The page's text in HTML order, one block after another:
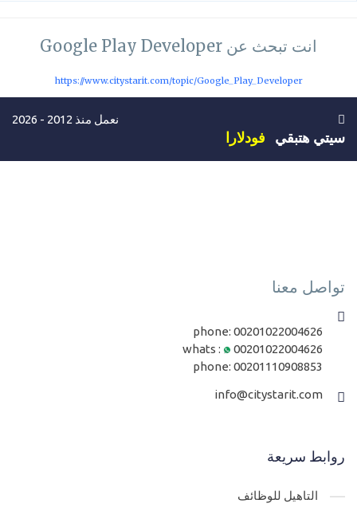
انت تبحث عن Google Play Developer
https://www.citystarit.com/topic/Google_Play_Developer
نعمل منذ 2012 - 2026
سيتي هتبقي فودلارا
تواصل معنا
phone: 00201022004626
whats :
00201022004626
phone: 00201110908853
info@citystarit.com
روابط سريعة
التاهيل للوظائف